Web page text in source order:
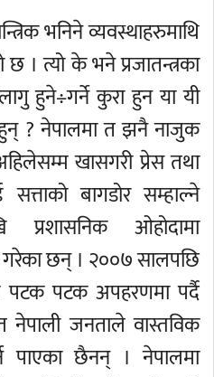
भनिने व्यवस्थाहरुमाथि
। त्यो के भने प्रजातन्त्रका
हुने÷गर्ने कुरा हुन या यी
? नेपालमा त झनै नाजुक
खासगरी प्रेस तथा
सत्ताको बागडोर सम्हाल्ने
प्रशासनिक ओहोदामा
छन् । २००७ सालपछि
पटक पटक अपहरणमा पर्दै
जनताले वास्तविक
पाएका छैनन् । नेपालमा